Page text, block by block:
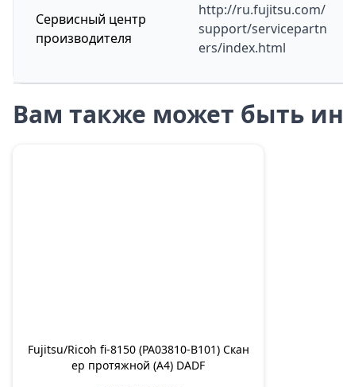
Сервисный центр
производителя
http://ru.fujitsu.com/
support/servicepartn
ers/index.html
Вам также может быть
Fujitsu/Ricoh fi-8150 (PA03810-B101) Скан
ер протяжной (A4) DADF